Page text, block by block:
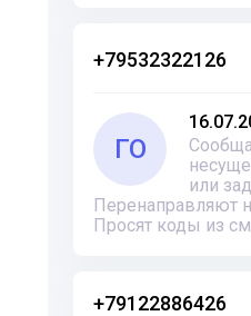
+79532322126
ГО
или
Перенаправляют
Просят коды из
+79122886426